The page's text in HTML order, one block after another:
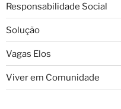
Responsabilidade Social
Solução
Vagas Elos
Viver em Comunidade